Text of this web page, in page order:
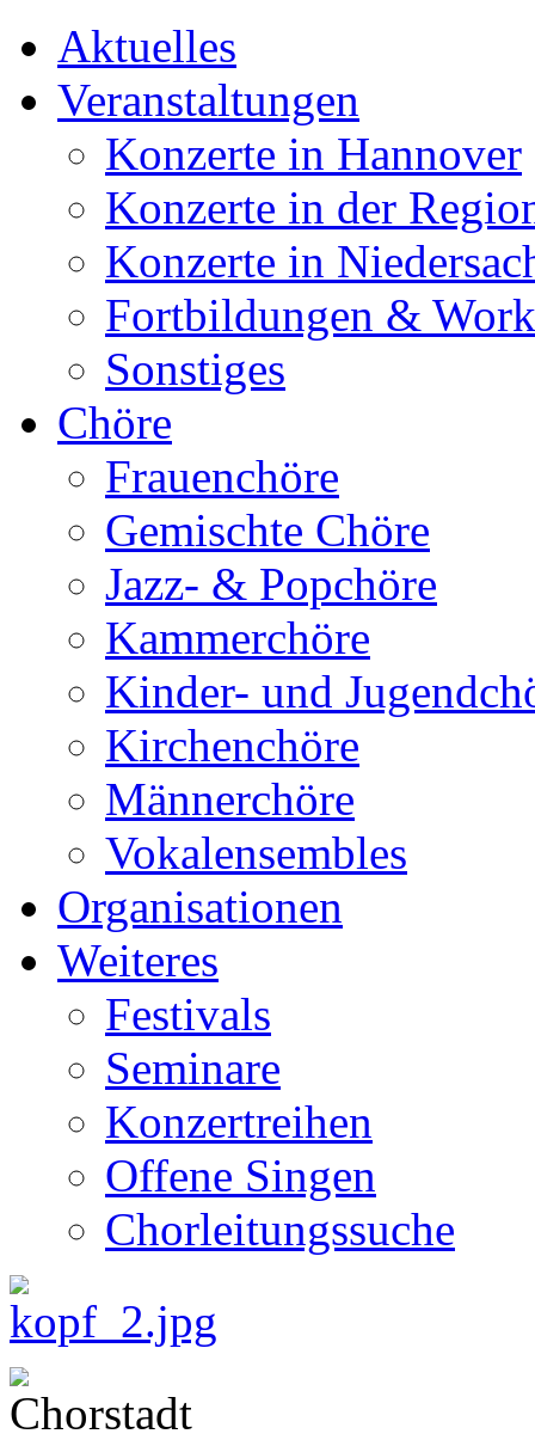
Aktuelles
Veranstaltungen
Konzerte in Hannover
Konzerte in der
Konzerte in
Fortbildungen &
Sonstiges
Chöre
Frauenchöre
Gemischte Chöre
Jazz- & Popchöre
Kammerchöre
Kinder- und
Kirchenchöre
Männerchöre
Vokalensembles
Organisationen
Weiteres
Festivals
Seminare
Konzertreihen
Offene Singen
Chorleitungssuche